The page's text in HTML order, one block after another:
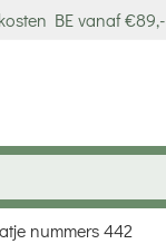
BE vanaf €89,-
nummers 442